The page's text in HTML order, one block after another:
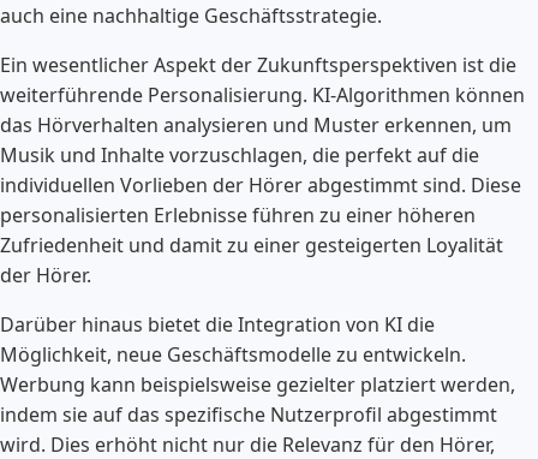
auch eine nachhaltige Geschäftsstrategie.
Ein wesentlicher Aspekt der Zukunftsperspektiven ist die
weiterführende Personalisierung. KI-Algorithmen können
das Hörverhalten analysieren und Muster erkennen, um
Musik und Inhalte vorzuschlagen, die perfekt auf die
individuellen Vorlieben der Hörer abgestimmt sind. Diese
personalisierten Erlebnisse führen zu einer höheren
Zufriedenheit und damit zu einer gesteigerten Loyalität
der Hörer.
Darüber hinaus bietet die Integration von KI die
Möglichkeit, neue Geschäftsmodelle zu entwickeln.
Werbung kann beispielsweise gezielter platziert werden,
indem sie auf das spezifische Nutzerprofil abgestimmt
wird. Dies erhöht nicht nur die Relevanz für den Hörer,